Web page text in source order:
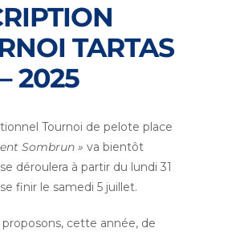
TARTAS
2025
Tournoi de pelote place
Sombrun » va bientôt
déroulera à partir du lundi 31
finir le samedi 5 juillet.
proposons, cette année, de